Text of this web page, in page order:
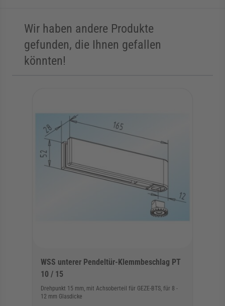
Wir haben andere Produkte
gefunden, die Ihnen gefallen
könnten!
WSS unterer Pendeltür-Klemmbeschlag PT
10 / 15
Drehpunkt 15 mm, mit Achsoberteil für GEZE-BTS, für 8 -
12 mm Glasdicke